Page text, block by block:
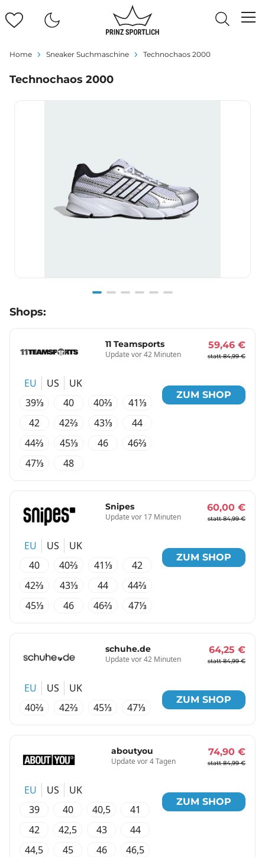
Home Sneaker Suchmaschine Technochaos 2000
Technochaos 2000
1
Shops:
11 Teamsports
Update vor 42 Minuten
59,46 €
statt 84,99 €
EU US
UK
39⅓
40 40⅔
41⅓
42
42⅔ 43⅓
44
44⅔
45⅓ 46
46⅔
47⅓
48
ZUM SHOP
Snipes
Update vor 17 Minuten
60,00 €
statt 84,99 €
EU US
UK
40
40⅔ 41⅓
42
42⅔
43⅓ 44
44⅔
45⅓
46 46⅔ 47⅓
ZUM SHOP
schuhe.de
Update vor 42 Minuten
64,25 €
statt 84,99 €
EU US
UK
40⅔
42⅔ 45⅓ 47⅓
ZUM SHOP
aboutyou
Update vor 4 Tagen
74,90 €
statt 84,99 €
EU US
UK
39
40 40,5
41
42
42,5 43
44
44,5
45 46
46,5
ZUM SHOP